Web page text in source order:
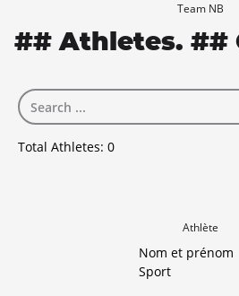
Team NB
## Athletes. ##
Total Athletes: 0
Athlète
Nom et prénom
Sport